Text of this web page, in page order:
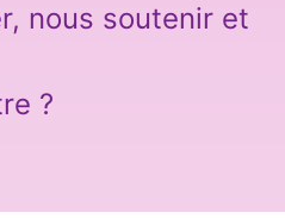
nous soutenir et
?